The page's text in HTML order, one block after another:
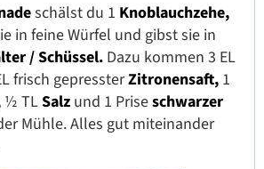
schälst du 1 Knoblauchzehe,
in feine Würfel und gibst sie in
/ Schüssel.Dazu kommen 3 EL
frisch gepressterZitronensaft, 1
½ TLSalz und 1 Priseschwarzer
Mühle. Alles gut miteinander